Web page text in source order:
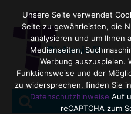
Search
SEARCH
Unsere Seite verwendet
Seite zu gewährleisten, die
analysieren und um Ihnen
Medienseiten,
Werbung auszuspielen.
Funktionsweise und der
zu widersprechen, finden Sie
Datenschutzhinweise Auf
reCAPTCHA zum